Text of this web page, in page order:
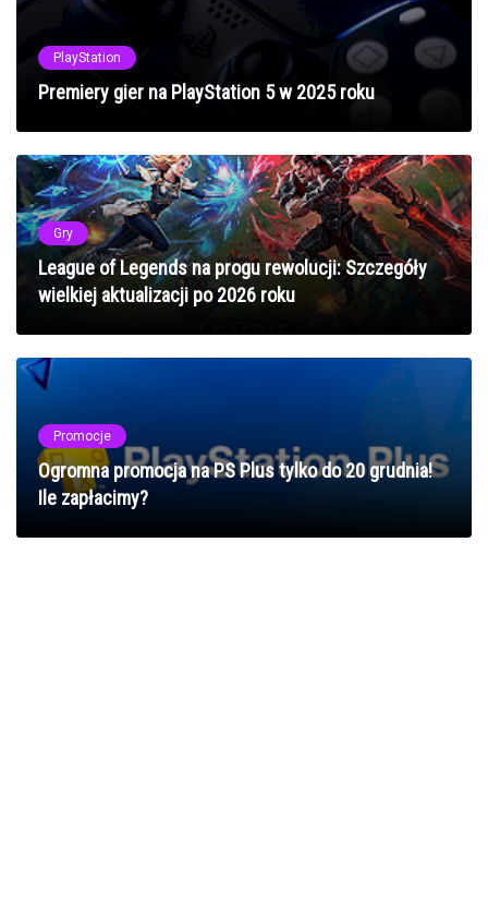
PlayStation
Premiery gier na PlayStation 5 w 2025 roku
Gry
League of Legends na progu rewolucji: Szczegóły
wielkiej aktualizacji po 2026 roku
Promocje
Ogromna promocja na PS Plus tylko do 20 grudnia!
Ile zapłacimy?